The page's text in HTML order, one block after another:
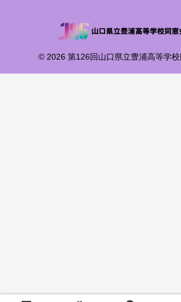
© 2026 第126回山口県立豊浦高等学校